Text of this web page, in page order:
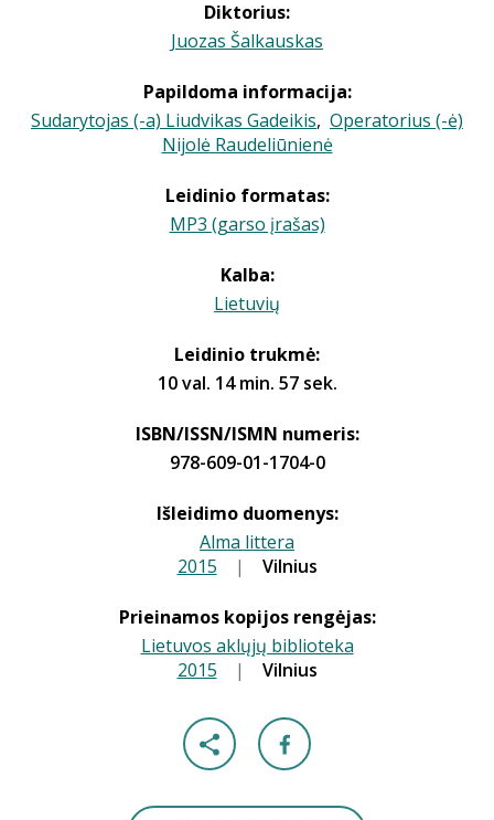
Diktorius:
Juozas Šalkauskas
Papildoma informacija:
Sudarytojas (-a) Liudvikas Gadeikis, Operatorius (-ė)
Nijolė Raudeliūnienė
Leidinio formatas:
MP3 (garso įrašas)
Kalba:
Lietuvių
Leidinio trukmė:
10 val. 14 min. 57 sek.
ISBN/ISSN/ISMN numeris:
978-609-01-1704-0
Išleidimo duomenys:
Alma littera
2015 | Vilnius
Prieinamos kopijos rengėjas:
Lietuvos aklųjų biblioteka
2015 | Vilnius